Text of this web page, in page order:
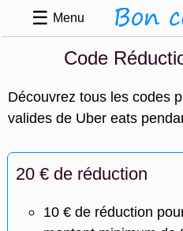
☰ Menu
Code
Découvrez tous les codes
valides de Uber eats
20 € de réduction
10 € de réduction